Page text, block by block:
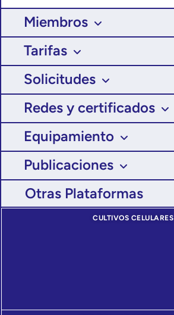
Miembros
Tarifas
Solicitudes
Redes y certificados
Equipamiento
Publicaciones
Otras Plataformas
CULTIVOS CELULARES